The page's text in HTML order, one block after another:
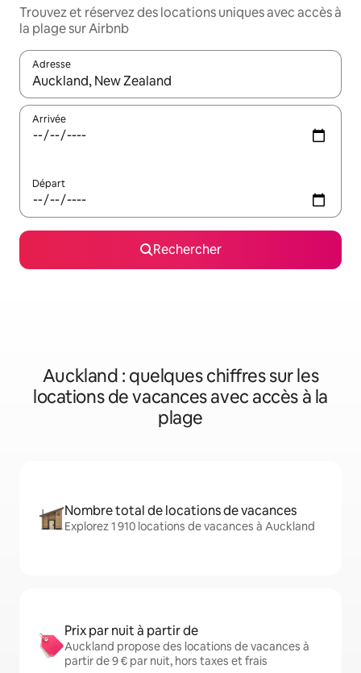
Trouvez et réservez des locations uniques avec accès à
la plage sur Airbnb
Adresse
Lorsque les résultats s'affichent, utilisez les flèches vers le
Arrivée
Départ
Rechercher
Auckland : quelques chiffres sur les
locations de vacances avec accès à la
plage
Nombre total de locations de vacances
Explorez 1 910 locations de vacances à Auckland
Prix par nuit à partir de
Auckland propose des locations de vacances à
partir de 9 € par nuit, hors taxes et frais